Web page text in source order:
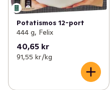
Potatismos 12-port
444 g, Felix
40,65 kr
91,55 kr /kg